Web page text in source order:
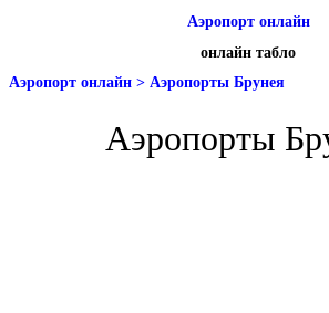
Аэропорт онлайн
онлайн табло
Аэропорт онлайн > Аэропорты Брунея
Аэропорты